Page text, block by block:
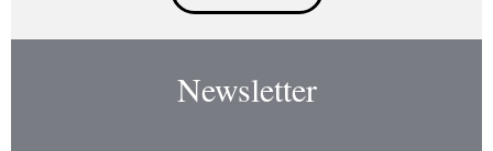
Newsletter